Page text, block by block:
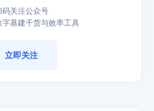
码关注公众号
字基建干货与效率工具
立即关注